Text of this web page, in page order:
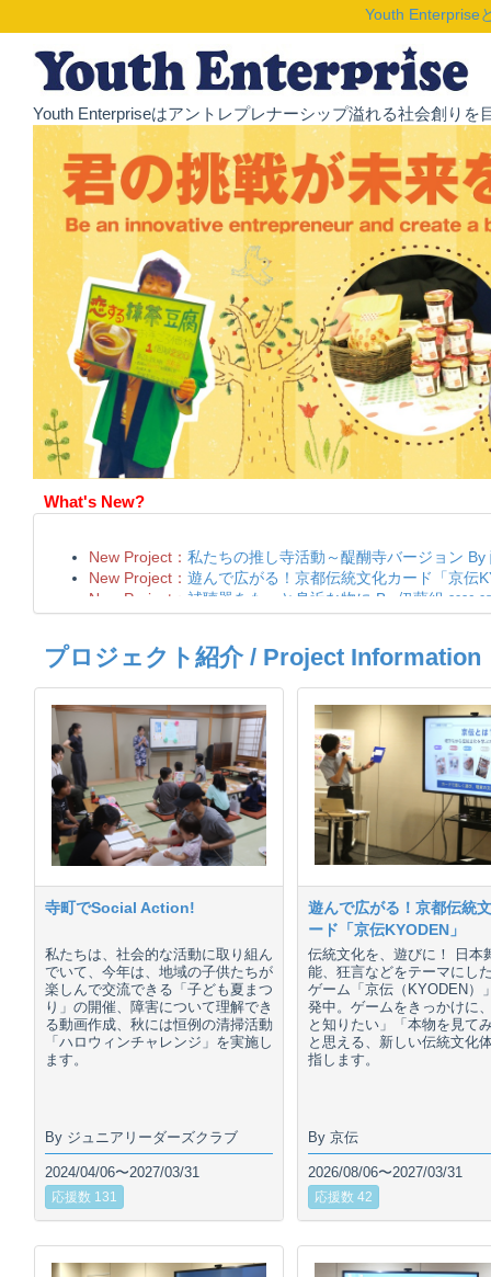
Youth Enterprise
Youth Enterpriseはアントレプレナーシップ溢れる社会創り
What's New?
プロジェクト紹介 / Project Information
寺町でSocial Action!
私たちは、社会的な活動に取り組ん
でいて、今年は、地域の子供たちが
楽しんで交流できる「子ども夏まつ
り」の開催、障害について理解でき
る動画作成、秋には恒例の清掃活動
「ハロウィンチャレンジ」を実施し
ます。
By ジュニアリーダーズクラブ
2024/04/06〜2027/03/31
応援数 131
遊んで広がる！京都伝統
ード「京伝KYODEN」
伝統文化を、遊びに！ 日本
能、狂言などをテーマにし
ゲーム「京伝（KYODEN）
発中。ゲームをきっかけに
と知りたい」「本物を見て
と思える、新しい伝統文化
指します。
By 京伝
2026/08/06〜2027/03/31
応援数 42